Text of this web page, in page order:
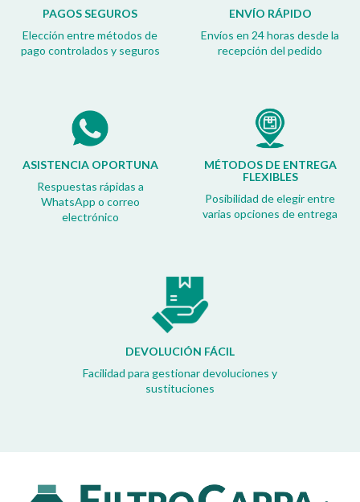
PAGOS SEGUROS
Elección entre métodos de
pago controlados y seguros
ENVÍO RÁPIDO
Envíos en 24 horas desde la
recepción del pedido
ASISTENCIA OPORTUNA
Respuestas rápidas a
WhatsApp o correo
electrónico
MÉTODOS DE ENTREGA
FLEXIBLES
Posibilidad de elegir entre
varias opciones de entrega
DEVOLUCIÓN FÁCIL
Facilidad para gestionar devoluciones y
sustituciones